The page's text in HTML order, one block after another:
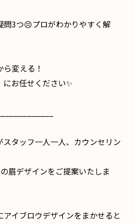
問3つ😣プロがわかりやすく解
変える！
お任せください✨
タッフ一人一人、カウンセリン
眉デザインをご提案いたしま
イブロウデザインをまかせると